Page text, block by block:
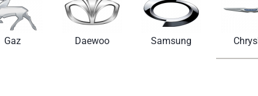
Daewoo Samsung Chrysler